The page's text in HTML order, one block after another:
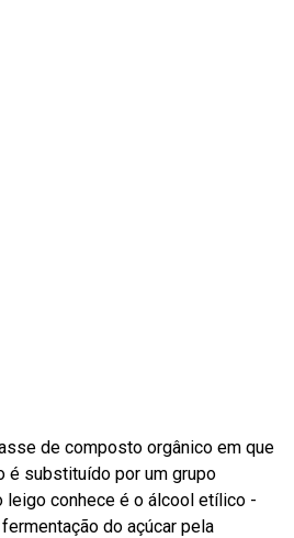
de composto orgânico em que
é substituído por um grupo
leigo conhece é o álcool etílico -
do açúcar pela